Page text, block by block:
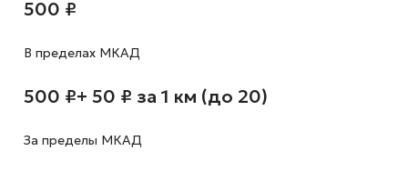
500 ₽
В пределах МКАД
500 ₽+ 50 ₽ за 1 км (до 20)
За пределы МКАД